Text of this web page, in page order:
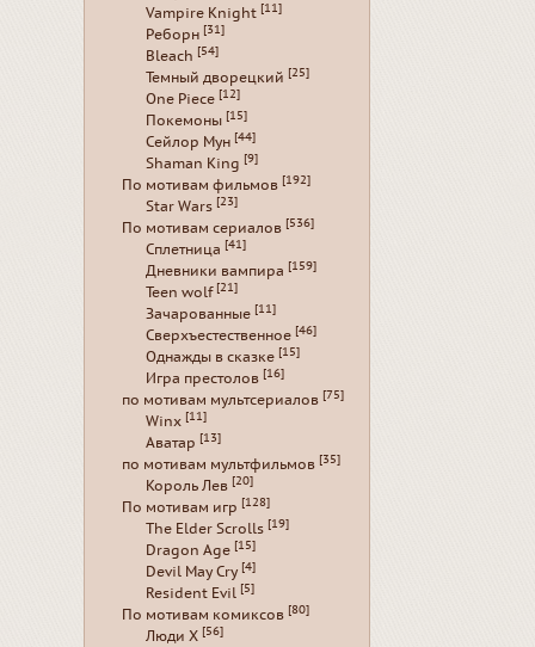
Vampire Knight [11]
Реборн [31]
Bleach [54]
Темный дворецкий [25]
One Piece [12]
Покемоны [15]
Сейлор Мун [44]
Shaman King [9]
По мотивам фильмов [192]
Star Wars [23]
По мотивам сериалов [536]
Сплетница [41]
Дневники вампира [159]
Teen wolf [21]
Зачарованные [11]
Сверхъестественное [46]
Однажды в сказке [15]
Игра престолов [16]
по мотивам мультсериалов [75]
Winx [11]
Аватар [13]
по мотивам мультфильмов [35]
Король Лев [20]
По мотивам игр [128]
The Elder Scrolls [19]
Dragon Age [15]
Devil May Cry [4]
Resident Evil [5]
По мотивам комиксов [80]
Люди Х [56]